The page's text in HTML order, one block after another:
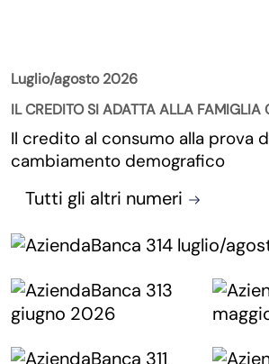
Luglio/agosto 2026
IL CREDITO SI ADATTA ALLA FAMIGLIA
Il credito al consumo alla prova
cambiamento demografico
Tutti gli altri numeri